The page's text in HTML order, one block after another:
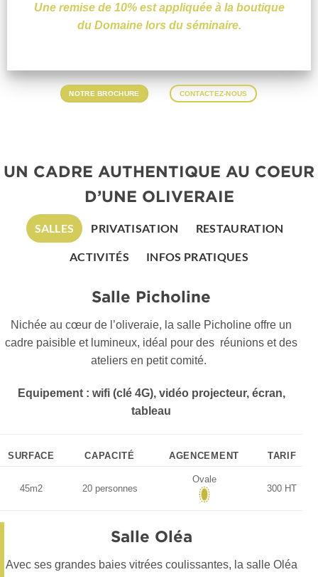
Une remise de 10% est appliquée à la boutique
du Domaine lors du séminaire.
NOTRE BROCHURE CONTACTEZ-NOUS
UN CADRE AUTHENTIQUE AU COEUR
D’UNE OLIVERAIE
SALLES PRIVATISATION RESTAURATION
ACTIVITÉS INFOS PRATIQUES
Salle Picholine
Nichée au cœur de l’oliveraie, la salle Picholine offre un
cadre paisible et lumineux, idéal pour des réunions et des
ateliers en petit comité.
Equipement : wifi (clé 4G), vidéo projecteur, écran,
tableau
SURFACE CAPACITÉ AGENCEMENT TARIF
45m2 20 personnes
Ovale
300 HT
Salle Oléa
Avec ses grandes baies vitrées coulissantes, la salle Oléa